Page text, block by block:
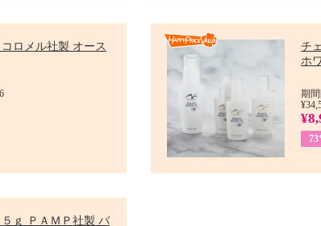
ロメル社製 オース
チ
ホ
期
ｇ ＰＡＭＰ社製 バ